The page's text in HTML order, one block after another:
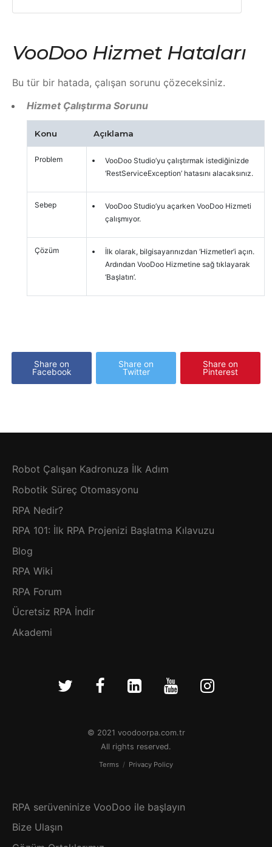
VooDoo Hizmet Hataları
Bu tür bir hatada, çalışan sorunu çözeceksiniz.
Hizmet Çalıştırma Sorunu
Konu Açıklama
Problem
VooDoo Studio’yu çalıştırmak istediğinizde
‘RestServiceException’ hatasını alacaksınız.
Sebep
VooDoo Studio’yu açarken VooDoo Hizmeti
çalışmıyor.
Çözüm
İlk olarak, bilgisayarınızdan ‘Hizmetler’i açın.
Ardından VooDoo Hizmetine sağ tıklayarak
‘Başlatın’.
Share on
Facebook
Share on
Twitter
Share on
Pinterest
Robot Çalışan Kadronuza İlk Adım
Robotik Süreç Otomasyonu
RPA Nedir?
RPA 101: İlk RPA Projenizi Başlatma Kılavuzu
Blog
RPA Wiki
RPA Forum
Ücretsiz RPA İndir
Akademi
© 2021 voodoorpa.com.tr
All rights reserved.
Terms / Privacy Policy
RPA serüveninize VooDoo ile başlayın
Bize Ulaşın